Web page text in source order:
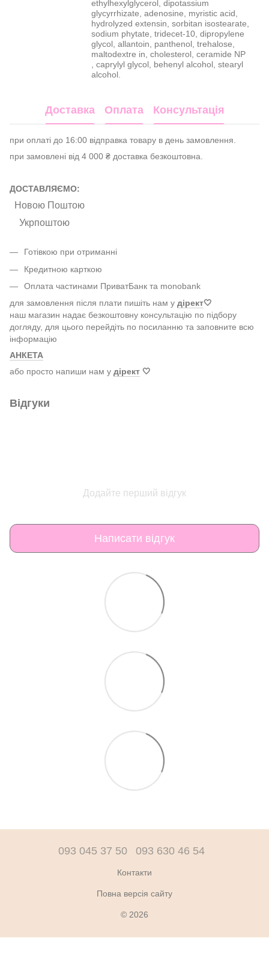
ethylhexylglycerol, dipotassium
glycyrrhizate, adenosine, myristic acid,
hydrolyzed extensin, sorbitan isostearate,
sodium phytate, tridecet-10, dipropylene
glycol, allantoin, panthenol, trehalose,
maltodextre in, cholesterol, ceramide NP
, caprylyl glycol, behenyl alcohol, stearyl
alcohol.
Доставка Оплата Консультація
при оплаті до 16:00 відправка товару в день замовлення.
при замовлені від 4 000 ₴ доставка безкоштовна.
ДОСТАВЛЯЄМО:
Новою Поштою
Укрпоштою
Готівкою при отриманні
Кредитною карткою
Оплата частинами ПриватБанк та monobank
для замовлення після плати пишіть нам у дірект🤍
наш магазин надає безкоштовну консультацію по підбору
догляду, для цього перейдіть по посиланню та заповните всю
інформацію
АНКЕТА
або просто напиши нам у дірект 🤍
Відгуки
Додайте перший відгук
Написати відгук
093 045 37 50 093 630 46 54
Контакти
Повна версія сайту
© 2026